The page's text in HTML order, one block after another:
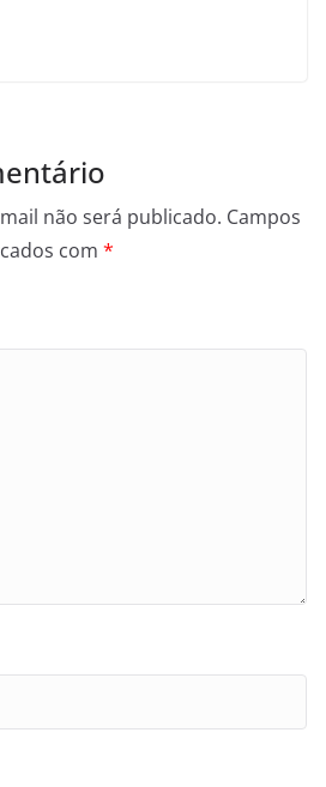
não será publicado. Campos
com *